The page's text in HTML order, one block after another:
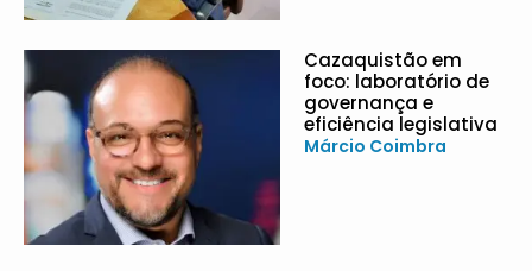
Cazaquistão em
foco: laboratório de
governança e
eficiência legislativa
Márcio Coimbra